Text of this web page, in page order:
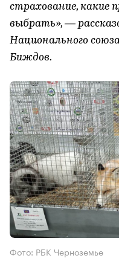
страхование, какие
выбрать», —
Национального
Биждов.
Фото: РБК Черноземье